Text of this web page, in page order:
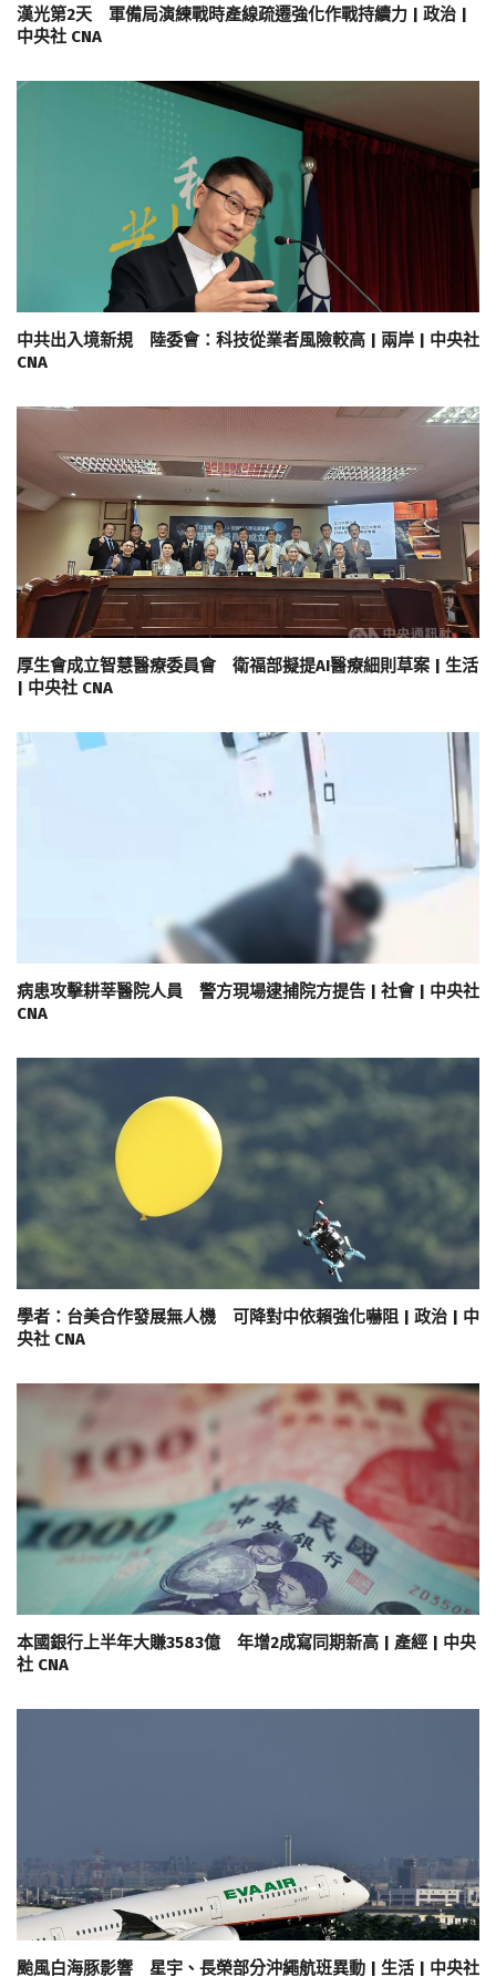
漢光第2天 軍備局演練戰時產線疏遷強化作戰持續力 | 政治 |
中央社 CNA
中共出入境新規 陸委會：科技從業者風險較高 | 兩岸 | 中央社
CNA
厚生會成立智慧醫療委員會 衛福部擬提AI醫療細則草案 | 生活
| 中央社 CNA
病患攻擊耕莘醫院人員 警方現場逮捕院方提告 | 社會 | 中央社
CNA
學者：台美合作發展無人機 可降對中依賴強化嚇阻 | 政治 | 中
央社 CNA
本國銀行上半年大賺3583億 年增2成寫同期新高 | 產經 | 中央
社 CNA
颱風白海豚影響 星宇、長榮部分沖繩航班異動 | 生活 | 中央社